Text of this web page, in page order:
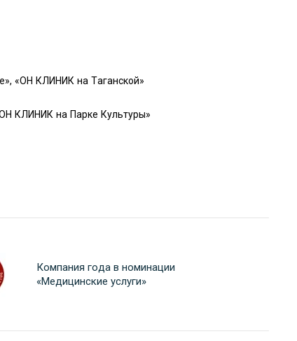
«ОН КЛИНИК на Таганской»
КЛИНИК на Парке Культуры»
Компания года в номинации
«Медицинские услуги»